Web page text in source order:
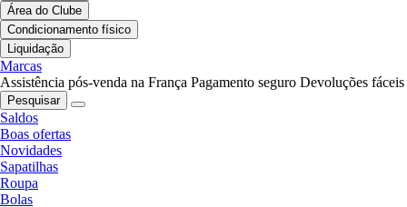
Área do Clube
Condicionamento físico
Liquidação
Marcas
Assistência pós-venda na França Pagamento seguro Devoluções fáceis
Pesquisar
Saldos
Boas ofertas
Novidades
Sapatilhas
Roupa
Bolas